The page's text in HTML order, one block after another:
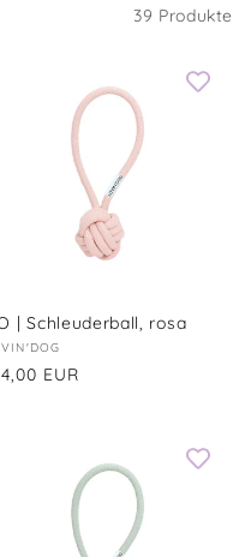
39 Produkte
| Schleuderball, rosa
EUR